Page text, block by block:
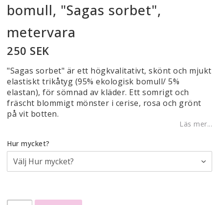
bomull, "Sagas sorbet",
metervara
250 SEK
"Sagas sorbet" är ett högkvalitativt, skönt och mjukt
elastiskt trikåtyg (95% ekologisk bomull/ 5%
elastan), för sömnad av kläder. Ett somrigt och
fräscht blommigt mönster i cerise, rosa och grönt
på vit botten.
Läs mer...
Hur mycket?